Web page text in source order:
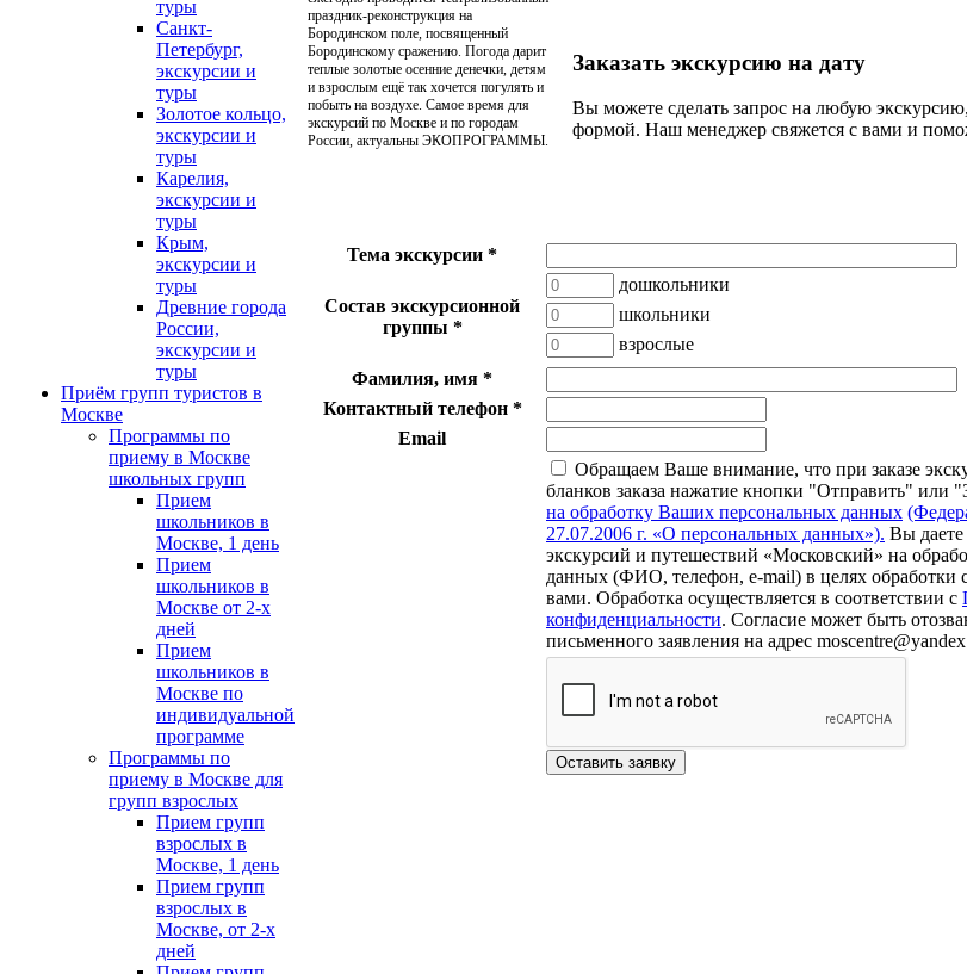
туры
Санкт-
Петербург,
экскурсии и
туры
Золотое кольцо,
экскурсии и
туры
Карелия,
экскурсии и
туры
Крым,
экскурсии и
туры
Древние города
России,
экскурсии и
туры
Приём групп туристов в
Москве
Программы по
приему в Москве
школьных групп
Прием
школьников в
Москве, 1 день
Прием
школьников в
Москве от 2-х
дней
Прием
школьников в
Москве по
индивидуальной
программе
Программы по
приему в Москве для
групп взрослых
Прием групп
взрослых в
Москве, 1 день
Прием групп
взрослых в
Москве, от 2-х
дней
праздник-реконструкция на
Бородинском поле, посвященный
Бородинскому сражению. Погода дарит
теплые золотые осенние денечки, детям
и взрослым ещё так хочется погулять и
побыть на воздухе. Самое время для
экскурсий по Москве и по городам
России, актуальны ЭКОПРОГРАММЫ.
Заказать экскурсию на дату
Вы можете сделать запрос на любую
формой. Наш менеджер свяжется с вами и
Тема экскурсии *
Состав экскурсионной
группы *
дошкольники
школьники
взрослые
Фамилия, имя *
Контактный телефон *
Email
Обращаем Ваше внимание, что при заказе
бланков заказа нажатие кнопки "Отправить" или
на обработку Ваших персональных данных
27.07.2006 г. «О персональных данных»). Вы даете
экскурсий и путешествий «Московский» на
данных (ФИО, телефон, e-mail) в целях обработки
вами. Обработка осуществляется в соответствии с
конфиденциальности. Согласие может быть
письменного заявления на адрес
Оставить заявку